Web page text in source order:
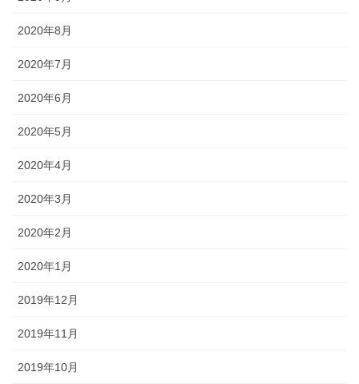
2020年8月
2020年7月
2020年6月
2020年5月
2020年4月
2020年3月
2020年2月
2020年1月
2019年12月
2019年11月
2019年10月